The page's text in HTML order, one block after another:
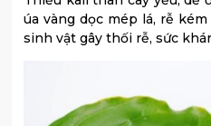
úa vàng dọc mép lá, rễ
sinh vật gây thối rễ, sức